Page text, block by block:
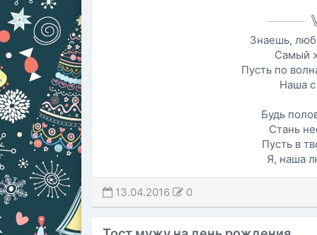
Знаешь,
Самый
Пусть по
Наша с
Будь
Стань
Пусть в
Я, наша
13.04.2016 0